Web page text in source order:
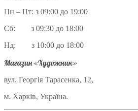
Пн – Пт: з 09:00 до 19:00
Сб: з 09:30 до 18:00
Нд: з 10:00 до 18:00
Магазин «Художник»
вул. Георгія Тарасенка, 12,
м. Харків, Україна.